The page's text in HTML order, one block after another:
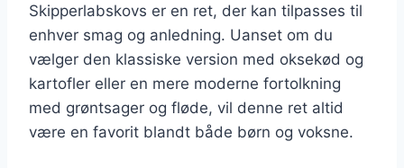
Skipperlabskovs er en ret, der kan tilpasses til
enhver smag og anledning. Uanset om du
vælger den klassiske version med oksekød og
kartofler eller en mere moderne fortolkning
med grøntsager og fløde, vil denne ret altid
være en favorit blandt både børn og voksne.